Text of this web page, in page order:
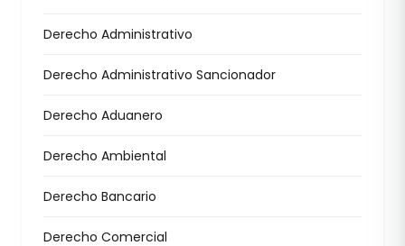
Derecho Administrativo
Derecho Administrativo Sancionador
Derecho Aduanero
Derecho Ambiental
Derecho Bancario
Derecho Comercial